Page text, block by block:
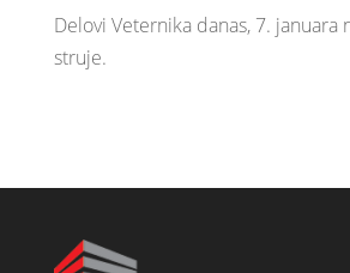
Delovi Veternika danas, 7. januara
struje.